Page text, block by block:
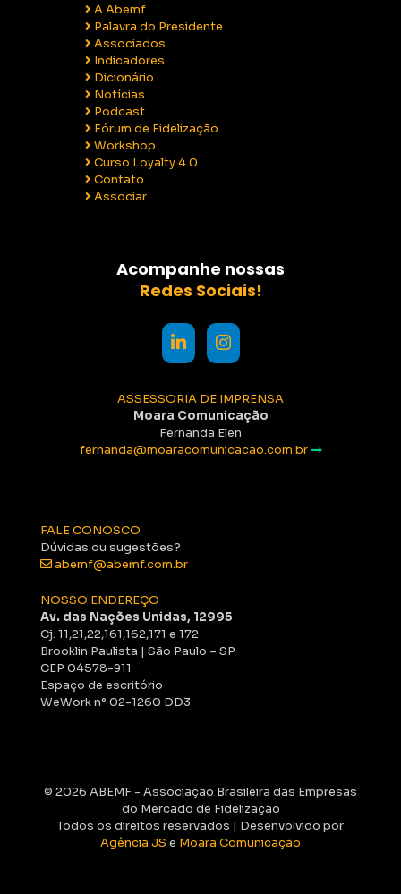
A Abemf
Palavra do Presidente
Associados
Indicadores
Dicionário
Notícias
Podcast
Fórum de Fidelização
Workshop
Curso Loyalty 4.0
Contato
Associar
Acompanhe nossas
Redes Sociais!
ASSESSORIA DE IMPRENSA
Moara Comunicação
Fernanda Elen
fernanda@moaracomunicacao.com.br
FALE CONOSCO
Dúvidas ou sugestões?
abemf@abemf.com.br
NOSSO ENDEREÇO
Av. das Nações Unidas, 12995
Cj. 11,21,22,161,162,171 e 172
Brooklin Paulista | São Paulo – SP
CEP 04578-911
Espaço de escritório
WeWork n° 02-1260 DD3
© 2026 ABEMF - Associação Brasileira das Empresas
do Mercado de Fidelização
Todos os direitos reservados | Desenvolvido por
Agência JS e Moara Comunicação